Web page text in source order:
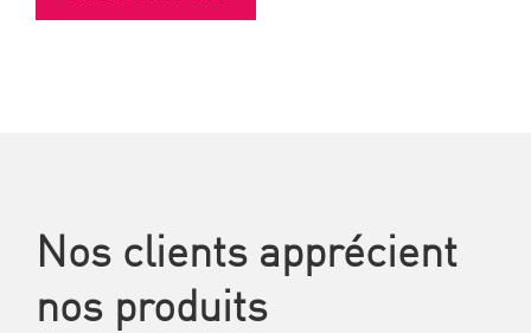
Nos clients apprécient
nos produits